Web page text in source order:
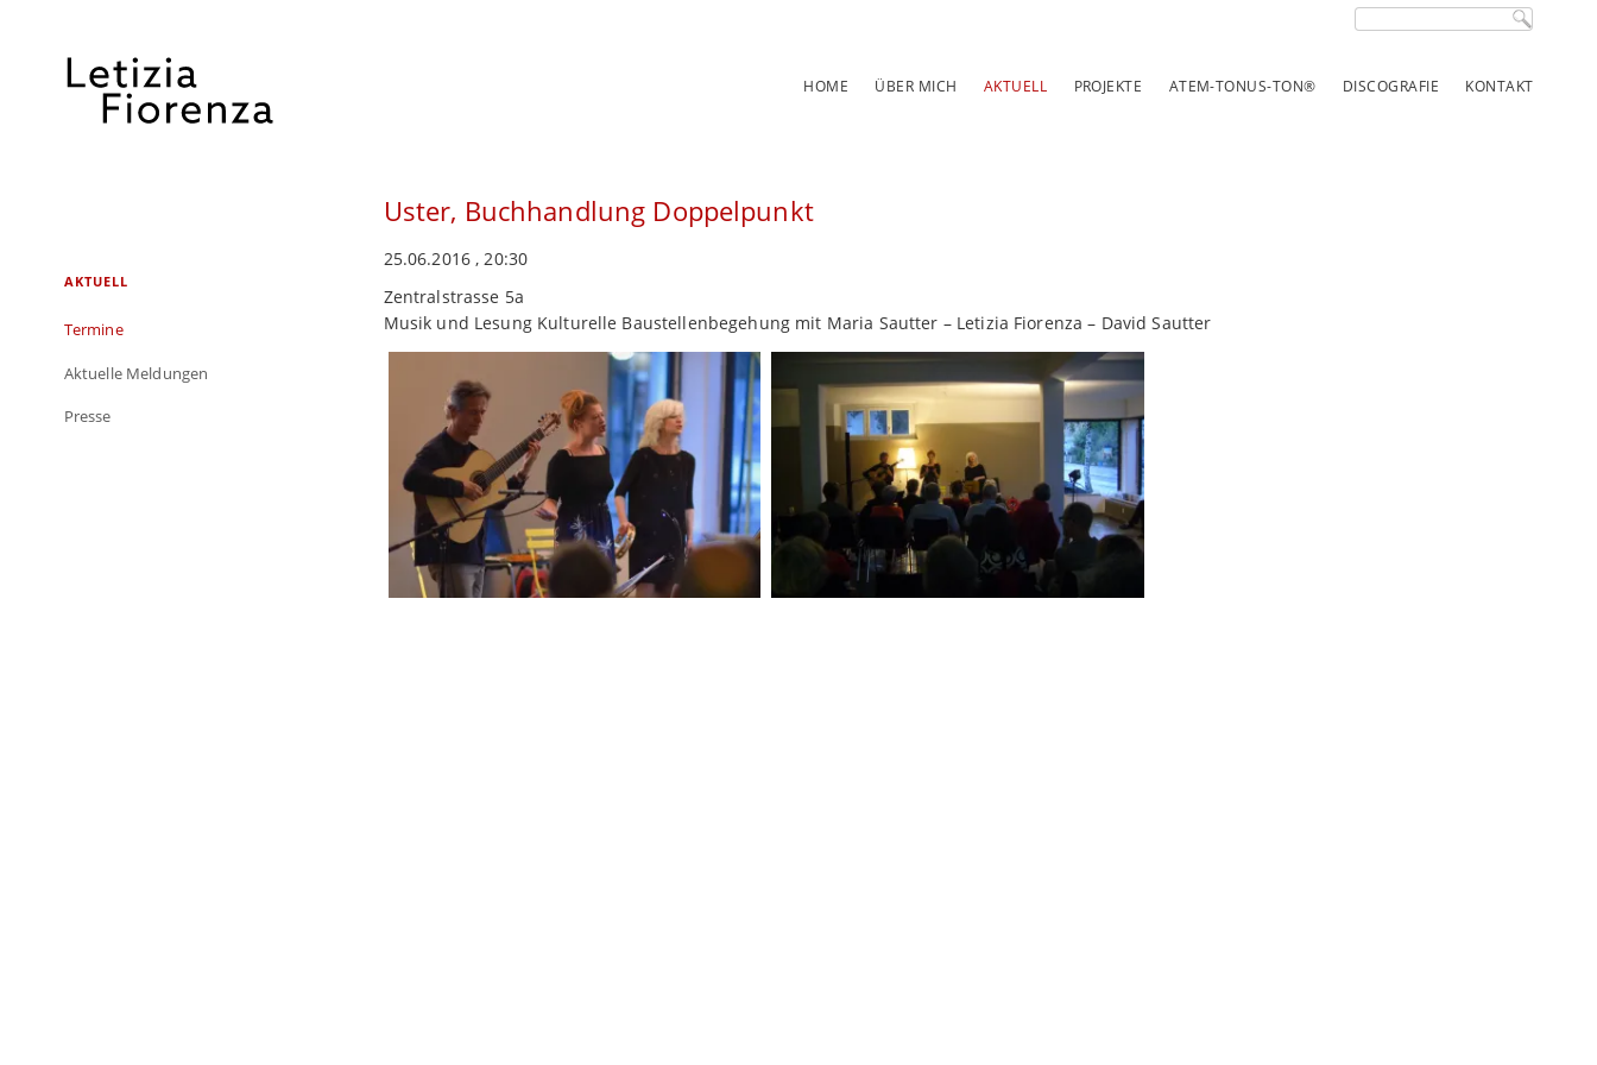
Suchbegriffe
Navigation
HOME ÜBER MICH AKTUELL PROJEKTE ATEM-TONUS-TON® DISCOGRAFIE KONTAKT
Uster, Buchhandlung Doppelpunkt
25.06.2016 , 20:30
Zentralstrasse 5a
Musik und Lesung Kulturelle Baustellenbegehung mit Maria Sautter – Letizia Fiorenza – David Sautter
Navigation
AKTUELL
Termine
Aktuelle Meldungen
Presse